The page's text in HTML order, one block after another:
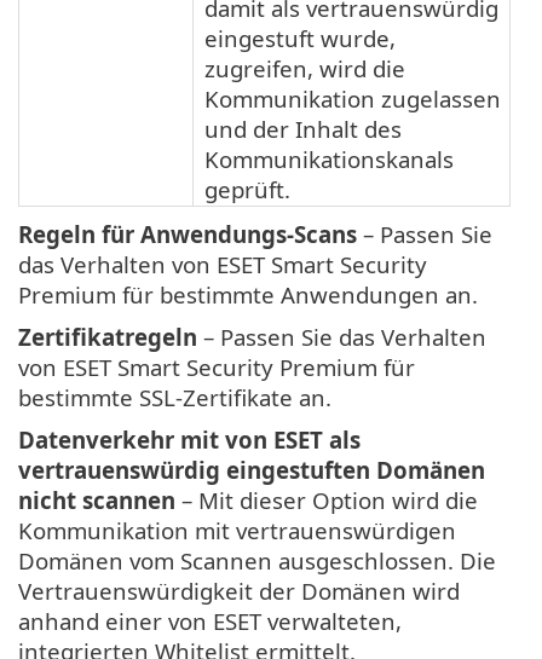
damit als vertrauenswürdig
eingestuft wurde,
zugreifen, wird die
Kommunikation zugelassen
und der Inhalt des
Kommunikationskanals
geprüft.
Regeln für Anwendungs-Scans – Passen Sie
das Verhalten von ESET Smart Security
Premium für bestimmte Anwendungen an.
Zertifikatregeln – Passen Sie das Verhalten
von ESET Smart Security Premium für
bestimmte SSL-Zertifikate an.
Datenverkehr mit von ESET als
vertrauenswürdig eingestuften Domänen
nicht scannen – Mit dieser Option wird die
Kommunikation mit vertrauenswürdigen
Domänen vom Scannen ausgeschlossen. Die
Vertrauenswürdigkeit der Domänen wird
anhand einer von ESET verwalteten,
integrierten Whitelist ermittelt.